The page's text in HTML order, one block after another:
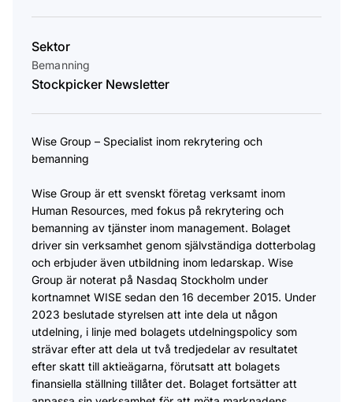
Sektor
Bemanning
Stockpicker Newsletter
Wise Group – Specialist inom rekrytering och
bemanning
Wise Group är ett svenskt företag verksamt inom
Human Resources, med fokus på rekrytering och
bemanning av tjänster inom management. Bolaget
driver sin verksamhet genom självständiga dotterbolag
och erbjuder även utbildning inom ledarskap. Wise
Group är noterat på Nasdaq Stockholm under
kortnamnet WISE sedan den 16 december 2015. Under
2023 beslutade styrelsen att inte dela ut någon
utdelning, i linje med bolagets utdelningspolicy som
strävar efter att dela ut två tredjedelar av resultatet
efter skatt till aktieägarna, förutsatt att bolagets
finansiella ställning tillåter det. Bolaget fortsätter att